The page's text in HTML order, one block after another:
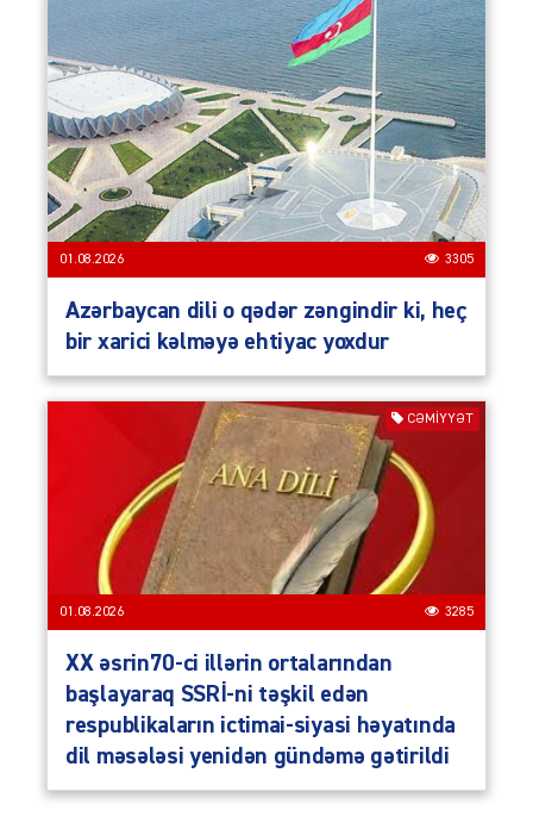
01.08.2026 3305
Azərbaycan dili o qədər zəngindir ki, heç
bir xarici kəlməyə ehtiyac yoxdur
CƏMIYYƏT
01.08.2026 3285
XX əsrin70-ci illərin ortalarından
başlayaraq SSRİ-ni təşkil edən
respublikaların ictimai-siyasi həyatında
dil məsələsi yenidən gündəmə gətirildi